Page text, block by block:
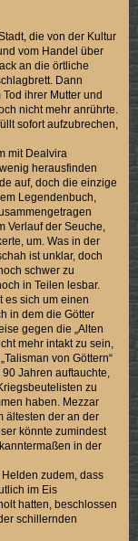
die von der Kultur
vom Handel über
an die örtliche
Dann
ihrer Mutter und
nicht mehr anrührte.
sofort aufzubrechen,
mit Dealvira
herausfinden
auf, doch die einzige
Legendenbuch,
Verlauf der Seuche,
um. Was in der
ist unklar, doch
schwer zu
in Teilen lesbar.
es sich um einen
in dem die Götter
gegen die „Alten
mehr intakt zu sein,
von Göttern“
Jahren auftauchte,
zu
haben. Mezzar
ältesten der an der
könnte zumindest
in der
zudem, dass
im Eis
hatten, beschlossen
schillernden